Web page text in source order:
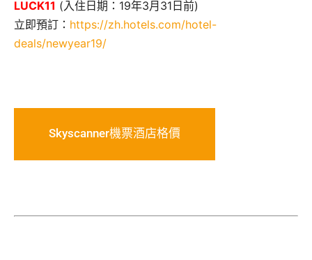
LUCK11 (入住日期：19年3月31日前)
立即預訂： https://zh.hotels.com/hotel-
deals/newyear19/
Skyscanner機票酒店格價